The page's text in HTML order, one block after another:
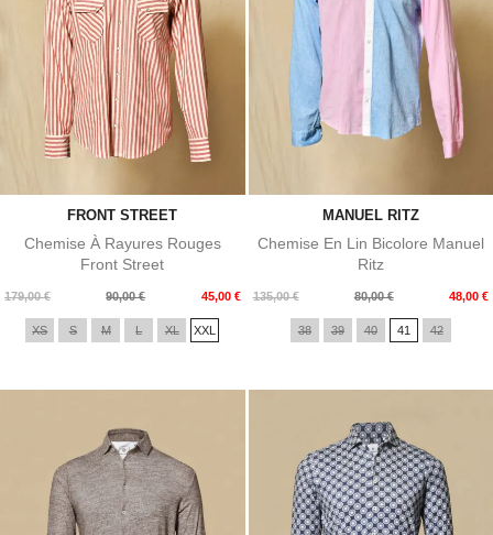
FRONT STREET
Chemise À Rayures Rouges
Front Street
179,00 €
Prix
base
90,00 € 45,00 €
Prix
XS S M L XL XXL
MANUEL RITZ
Chemise En Lin Bicolore Manuel
Ritz
135,00 €
Prix
80,00 € 48,00 €
Prix
38 39 40 41 42